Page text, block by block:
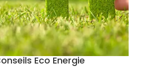
Eco Energie